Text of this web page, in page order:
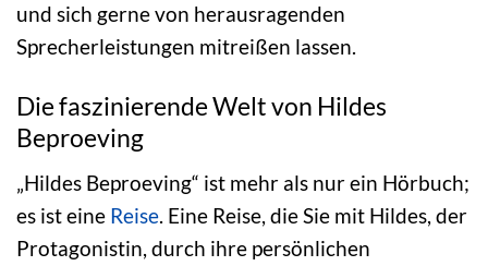
und sich gerne von herausragenden
Sprecherleistungen mitreißen lassen.
Die faszinierende Welt von Hildes
Beproeving
„Hildes Beproeving“ ist mehr als nur ein Hörbuch;
es ist eine Reise . Eine Reise, die Sie mit Hildes, der
Protagonistin, durch ihre persönlichen